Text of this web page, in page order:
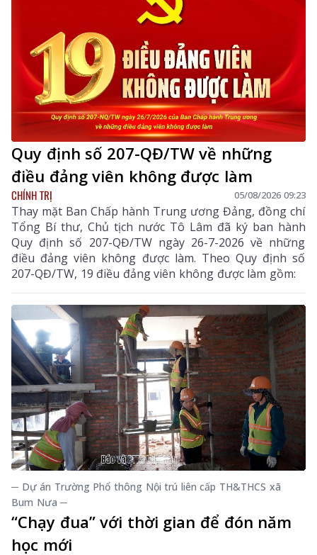
Quy định số 207-QĐ/TW về những
điều đảng viên không được làm
CHÍNH TRỊ 05/08/2026 09:23
Thay mặt Ban Chấp hành Trung ương Đảng, đồng chí
Tổng Bí thư, Chủ tịch nước Tô Lâm đã ký ban hành
Quy định số 207-QĐ/TW ngày 26-7-2026 về những
điều đảng viên không được làm. Theo Quy định số
207-QĐ/TW, 19 điều đảng viên không được làm gồm:
─ Dự án Trường Phổ thông Nội trú liên cấp TH&THCS xã
Bum Nưa ─
“Chạy đua” với thời gian để đón năm
học mới